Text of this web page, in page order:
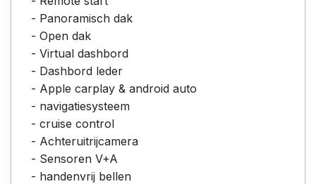
- Panoramisch dak
- Open dak
- Virtual dashbord
- Dashbord leder
- Apple carplay & android auto
- navigatiesysteem
- cruise control
- Achteruitrijcamera
- Sensoren V+A
- handenvrij bellen